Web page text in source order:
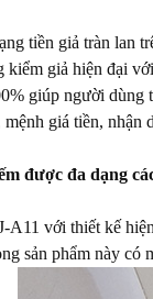
tiền giả tràn lan
kiểm giả hiện đại
giúp người dùng
giá tiền, nhận
được đa dạng
A11 với thiết kế
sản phẩm này có